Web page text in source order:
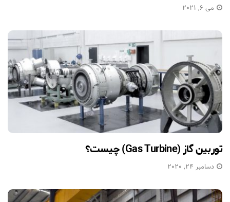
می 6, 2021
توربین گاز (Gas Turbine) چیست؟
دسامبر 24, 2020